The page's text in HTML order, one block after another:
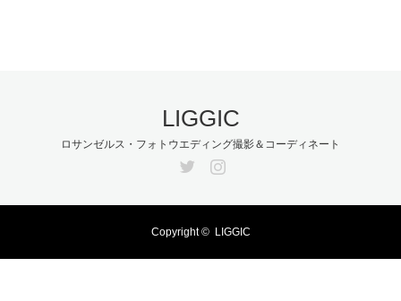
LIGGIC
ロサンゼルス・フォトウエディング撮影＆コーディネート
Copyright © LIGGIC